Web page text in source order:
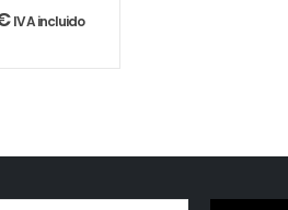
IVA incluido